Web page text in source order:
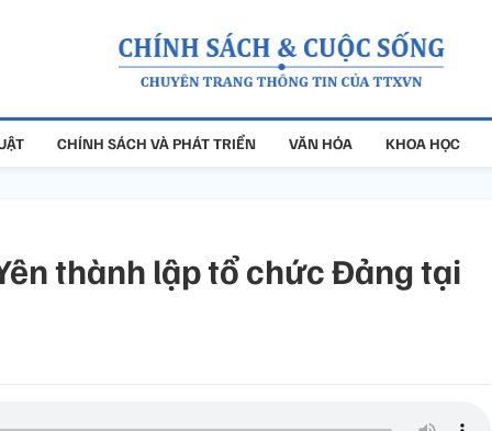
CHÍNH SÁCH VÀ PHÁT TRIỂN VĂN HÓA KHOA HỌC
thành lập tổ chức Đảng tại